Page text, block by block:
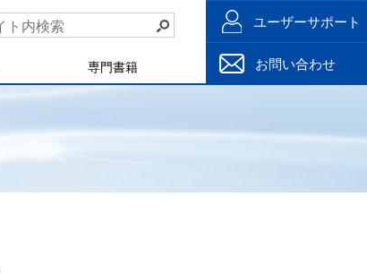
専門書籍
ユーザーサポート
お問い合わせ